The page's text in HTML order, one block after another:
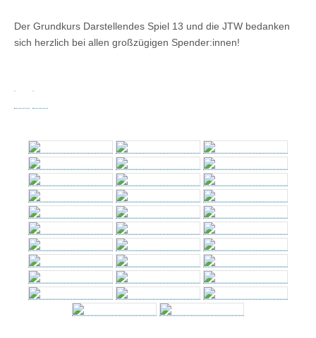
Der Grundkurs Darstellendes Spiel 13 und die JTW bedanken
sich herzlich bei allen großzügigen Spender:innen!